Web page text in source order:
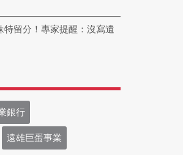
特留分！專家提醒：沒寫遺
銀行
遠雄巨蛋事業